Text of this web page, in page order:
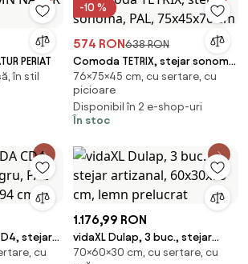
PERIAT
în stil
-10 %
574 RON638 RON
Comoda TETRIX, stejar sonoma,
PAL, 75x45x76 cm
76×75×45 cm, cu sertare, cu
picioare
Disponibil în 2 e-shop-uri
În stoc
stejar
cu
1.176,99 RON
vidaXL Dulap, 3 buc., stejar
artizanal, 60x30x70 cm, lemn
70×60×30 cm, cu sertare, cu